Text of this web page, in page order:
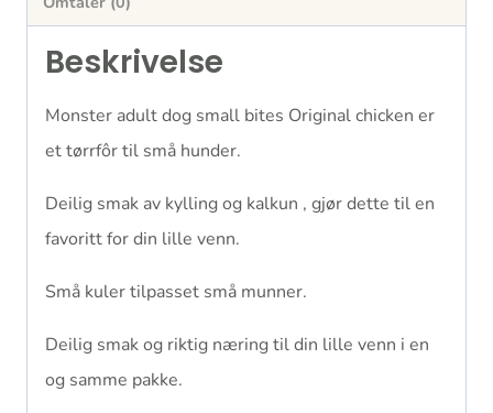
Beskrivelse
Monster adult dog small bites Original chicken er
et tørrfôr til små hunder.
Deilig smak av kylling og kalkun , gjør dette til en
favoritt for din lille venn.
Små kuler tilpasset små munner.
Deilig smak og riktig næring til din lille venn i en
og samme pakke.